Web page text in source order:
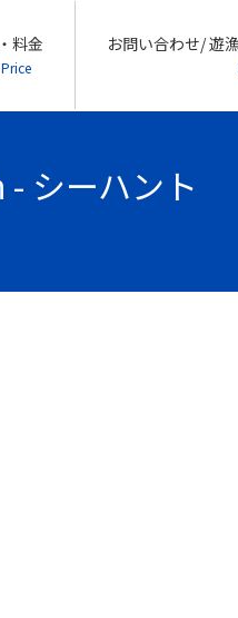
料金 お問い合わせ/ 遊
シーハント